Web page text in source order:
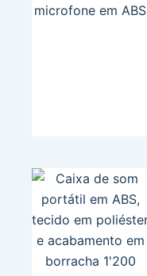
microfone em ABS